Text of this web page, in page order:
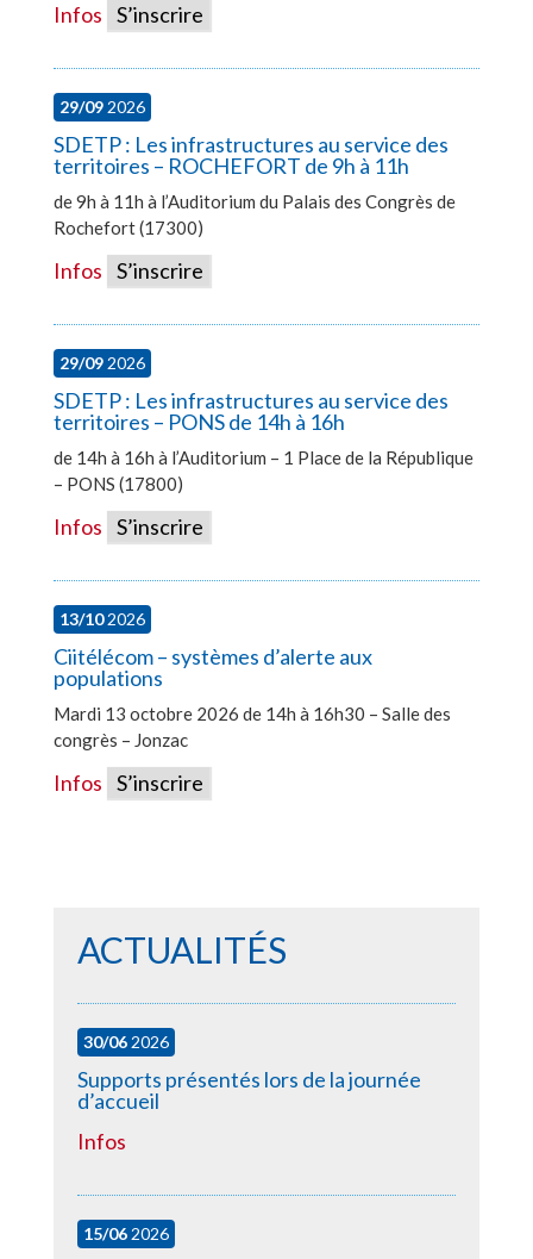
Infos S’inscrire
29/092026
SDETP : Les infrastructures au service des
territoires – ROCHEFORT de 9h à 11h
de 9h à 11h à l’Auditorium du Palais des Congrès de
Rochefort (17300)
Infos S’inscrire
29/092026
SDETP : Les infrastructures au service des
territoires – PONS de 14h à 16h
de 14h à 16h à l’Auditorium – 1 Place de la République
– PONS (17800)
Infos S’inscrire
13/102026
Ciitélécom – systèmes d’alerte aux
populations
Mardi 13 octobre 2026 de 14h à 16h30 – Salle des
congrès – Jonzac
Infos S’inscrire
ACTUALITÉS
30/062026
Supports présentés lors de la journée
d’accueil
Infos
15/062026